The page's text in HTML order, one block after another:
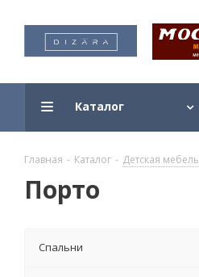
Каталог
Главная - Каталог - Детская мебель
Порто
Спальни